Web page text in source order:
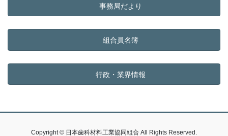
事務局だより
組合員名簿
行政・業界情報
Copyright © 日本歯科材料工業協同組合 All Rights Reserved.